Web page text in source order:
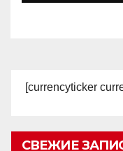
[currencyticker
СВЕЖИЕ